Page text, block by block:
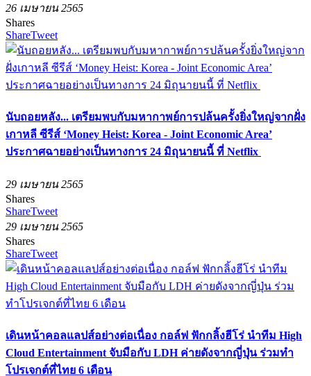
26 เมษายน 2565
Shares
ShareTweet
นับถอยหลัง... เตรียมพบกับมหากาพย์การปล้นครั้งยิ่งใหญ่จากฝั่ง
เกาหลี ซีรีส์ ‘Money Heist: Korea - Joint Economic Area’
ประกาศฉายอย่างเป็นทางการ 24 มิถุนายนนี้ ที่ Netflix
29 เมษายน 2565
Shares
ShareTweet
29 เมษายน 2565
Shares
ShareTweet
เดินหน้าคอลแลปส์อย่างต่อเนื่อง กอล์ฟ ฟักกลิ้งฮีโร่ นำทีม High
Cloud Entertainment จับมือกับ LDH ค่ายดังจากญี่ปุ่น ร่วมทำ
โปรเจกต์ที่ไทย 6 เดือน